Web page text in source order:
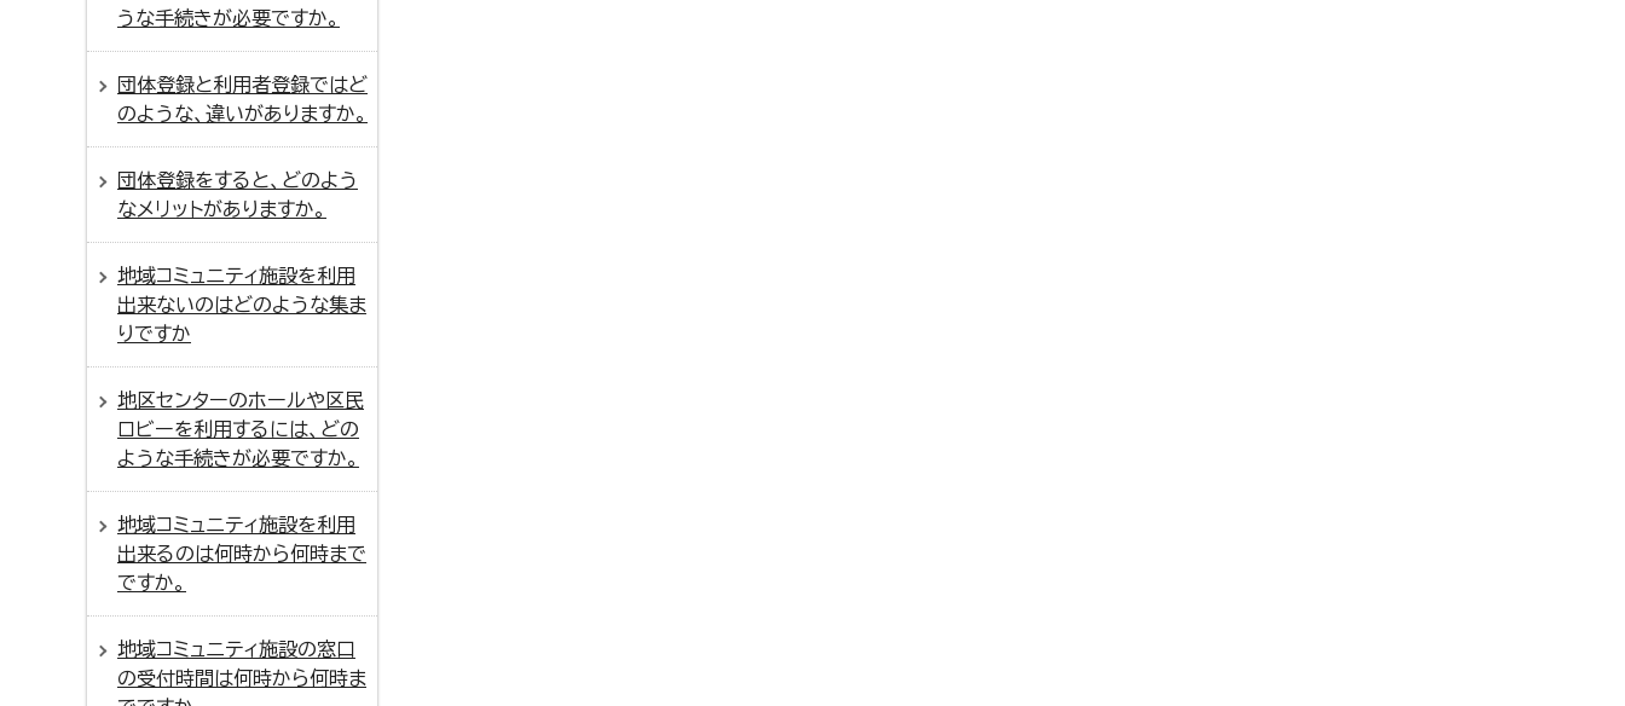
うな手続きが必要ですか。
団体登録と利用者登録ではど
のような、違いがありますか。
団体登録をすると、どのよう
なメリットがありますか。
地域コミュニティ施設を利用
出来ないのはどのような集ま
りですか
地区センターのホールや区民
ロビーを利用するには、どの
ような手続きが必要ですか。
地域コミュニティ施設を利用
出来るのは何時から何時まで
ですか。
地域コミュニティ施設の窓口
の受付時間は何時から何時ま